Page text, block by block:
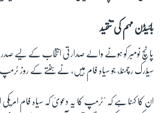
بائیڈن مہم کی تنقید
پانچ نومبر کو ہونے والے صدارتی انتخاب کے لیے
سیڈرک رچمنڈ، جو سیاہ فام ہیں، نے ہفتے کے روز ٹرمپ
ان کا کہنا ہے کہ "ٹرمپ کا یہ دعویٰ کہ سیاہ فام